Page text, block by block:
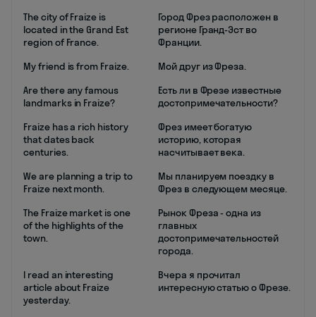
The city of Fraize is
located in the Grand Est
region of France.
Город Фрез расположен в
регионе Гранд-Эст во
Франции.
My friend is from Fraize.
Мой друг из Фреза.
Are there any famous
landmarks in Fraize?
Есть ли в Фрезе известные
достопримечательности?
Fraize has a rich history
that dates back
centuries.
Фрез имеет богатую
историю, которая
насчитывает века.
We are planning a trip to
Fraize next month.
Мы планируем поездку в
Фрез в следующем месяце.
The Fraize market is one
of the highlights of the
town.
Рынок Фреза - одна из
главных
достопримечательностей
города.
I read an interesting
article about Fraize
yesterday.
Вчера я прочитал
интересную статью о Фрезе.